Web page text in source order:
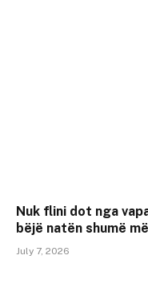
Nuk flini dot nga
bëjë natën shumë
July 7, 2026